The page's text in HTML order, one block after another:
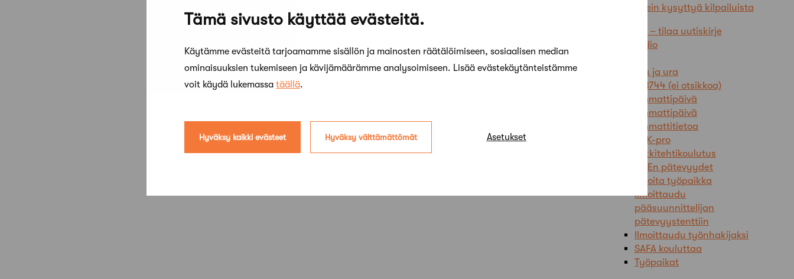
Tämä sivusto käyttää evästeitä.
Käytämme evästeitä tarjoamamme sisällön ja mainosten räätälöimiseen, sosiaalisen median
ominaisuuksien tukemiseen ja kävijämäärämme analysoimiseen. Lisää evästekäytänteistämme
voit käydä lukemassa täällä.
Hyväksy kaikki evästeet Hyväksy välttämättömät Asetukset
Usein kysyttyä kilpailuista
Kilpailut – tilaa uutiskirje
Kisastudio
Koulutus ja ura
#18744 (ei otsikkoa)
Ammattipäivä
Ammattipäivä
Ammattitietoa
ARK-pro
Arkkitehtikoulutus
FISEn pätevyydet
Ilmoita työpaikka
Ilmoittaudu
pääsuunnittelijan
pätevyystenttiin
Ilmoittaudu työnhakijaksi
SAFA kouluttaa
Työpaikat